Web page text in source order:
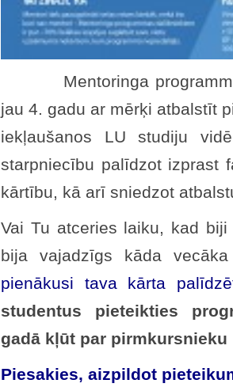
Mentoringa programma
jau 4. gadu ar mērķi atbalstīt
iekļaušanos LU studiju
starpniecību palīdzot izprast
kārtību, kā arī sniedzot
Vai Tu atceries laiku, kad
bija vajadzīgs kāda
pienākusi tava kārta
studentus pieteikties
gadā kļūt par pirmkursnieku
Piesakies, aizpildot